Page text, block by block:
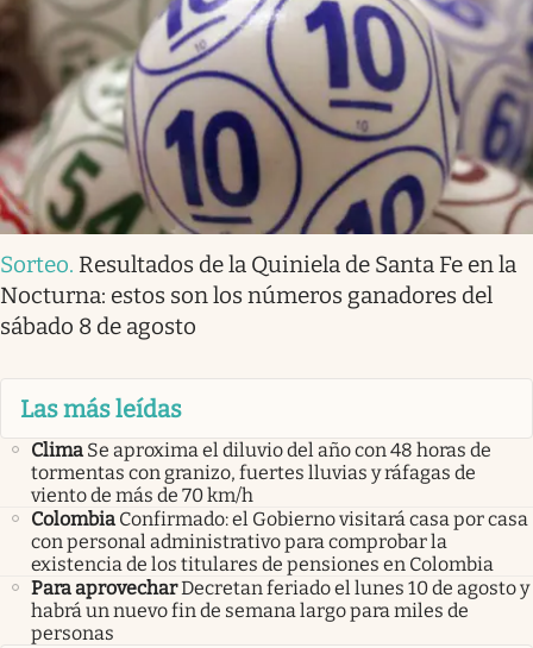
Sorteo. Resultados de la Quiniela de Santa Fe en la
Nocturna: estos son los números ganadores del
sábado 8 de agosto
Las más leídas
Clima Se aproxima el diluvio del año con 48 horas de
tormentas con granizo, fuertes lluvias y ráfagas de
viento de más de 70 km/h
Colombia Confirmado: el Gobierno visitará casa por casa
con personal administrativo para comprobar la
existencia de los titulares de pensiones en Colombia
Para aprovecharDecretan feriado el lunes 10 de agosto y
habrá un nuevo fin de semana largo para miles de
personas